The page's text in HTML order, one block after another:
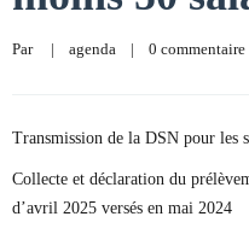
Par | agenda | 0 commentaire
Transmission de la DSN pour les
Collecte et déclaration du
d’avril 2025 versés en mai 2024